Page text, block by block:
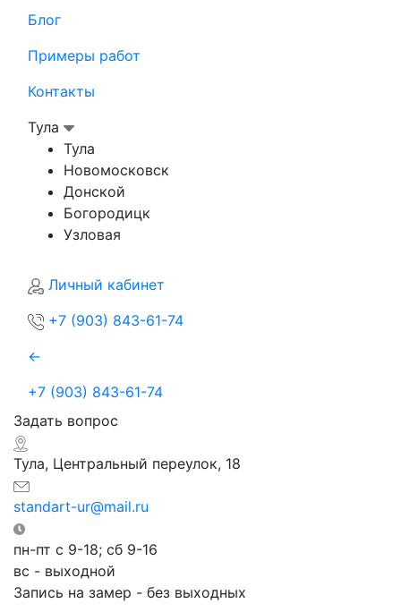
Блог
Примеры работ
Контакты
Тула
Тула
Новомосковск
Донской
Богородицк
Узловая
Личный кабинет
+7 (903) 843-61-74
←
+7 (903) 843-61-74
Задать вопрос
Тула, Центральный переулок, 18
standart-ur@mail.ru
пн-пт с 9-18; сб 9-16
вс - выходной
Запись на замер - без выходных